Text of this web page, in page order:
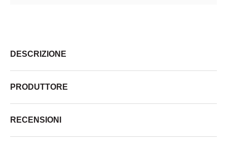
DESCRIZIONE
PRODUTTORE
RECENSIONI